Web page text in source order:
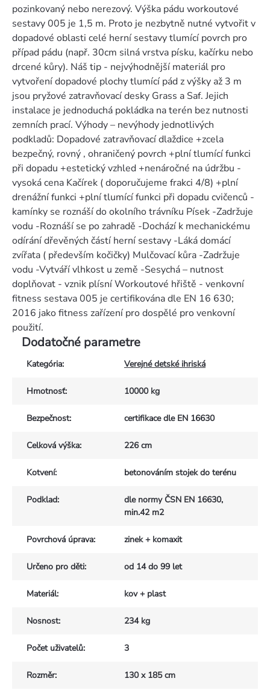
pozinkovaný nebo nerezový. Výška pádu workoutové
sestavy 005 je 1,5 m. Proto je nezbytně nutné vytvořit v
dopadové oblasti celé herní sestavy tlumící povrch pro
případ pádu (např. 30cm silná vrstva písku, kačírku nebo
drcené kůry). Náš tip - nejvýhodnější materiál pro
vytvoření dopadové plochy tlumící pád z výšky až 3 m
jsou pryžové zatravňovací desky Grass a Saf. Jejich
instalace je jednoduchá pokládka na terén bez nutnosti
zemních prací. Výhody – nevýhody jednotlivých
podkladů: Dopadové zatravňovací dlaždice +zcela
bezpečný, rovný , ohraničený povrch +plní tlumící funkci
při dopadu +estetický vzhled +nenáročné na údržbu -
vysoká cena Kačírek ( doporučujeme frakci 4/8) +plní
drenážní funkci +plní tlumící funkci při dopadu cvičenců -
kamínky se roznáší do okolního trávníku Písek -Zadržuje
vodu -Roznáší se po zahradě -Dochází k mechanickému
odírání dřevěných částí herní sestavy -Láká domácí
zvířata ( především kočičky) Mulčovací kůra -Zadržuje
vodu -Vytváří vlhkost u země -Sesychá – nutnost
doplňovat - vznik plísní Workoutové hřiště - venkovní
fitness sestava 005 je certifikována dle EN 16 630;
2016 jako fitness zařízení pro dospělé pro venkovní
použití.
Dodatočné parametre
Kategória: Verejné detské ihriská
Hmotnosť: 10000 kg
Bezpečnost: certifikace dle EN 16630
Celková výška: 226 cm
Kotvení: betonováním stojek do terénu
Podklad:
dle normy ČSN EN 16630,
min.42 m2
Povrchová úprava: zinek + komaxit
Určeno pro děti: od 14 do 99 let
Materiál: kov + plast
Nosnost: 234 kg
Počet uživatelů: 3
Rozměr: 130 x 185 cm